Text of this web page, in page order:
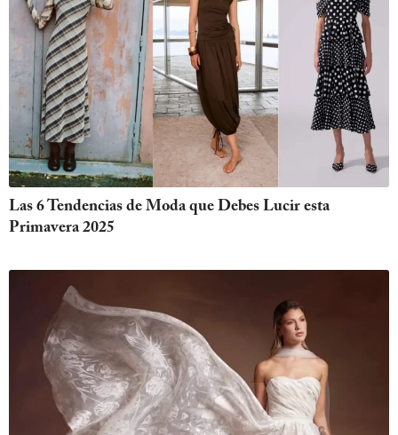
Las 6 Tendencias de Moda que Debes Lucir esta
Primavera 2025